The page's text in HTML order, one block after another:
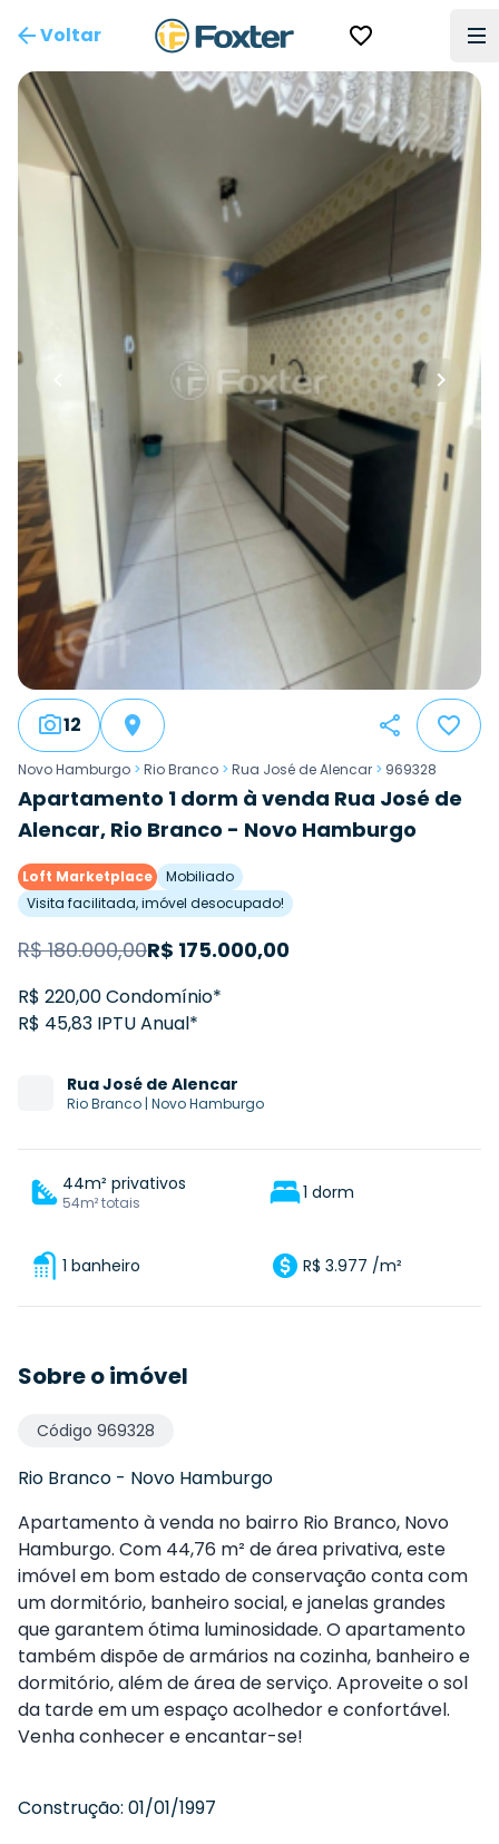
Voltar
12
Novo Hamburgo > Rio Branco > Rua José de Alencar > 969328
Apartamento 1 dorm à venda Rua José de
Alencar, Rio Branco - Novo Hamburgo
Loft Marketplace
Mobiliado
Visita facilitada, imóvel desocupado!
R$180.000,00R$ 175.000,00
R$ 220,00 Condomínio*
R$ 45,83 IPTU Anual*
RuaJosé de Alencar
Rio Branco | Novo Hamburgo
44m² privativos
54m² totais 1 dorm
1 banheiro R$ 3.977 /m²
Sobre o imóvel
Código 969328
Rio Branco - Novo Hamburgo
Apartamento à venda no bairro Rio Branco, Novo
Hamburgo. Com 44,76 m² de área privativa, este
imóvel em bom estado de conservação conta com
um dormitório, banheiro social, e janelas grandes
que garantem ótima luminosidade. O apartamento
também dispõe de armários na cozinha, banheiro e
dormitório, além de área de serviço. Aproveite o sol
da tarde em um espaço acolhedor e confortável.
Venha conhecer e encantar-se!
Construção: 01/01/1997